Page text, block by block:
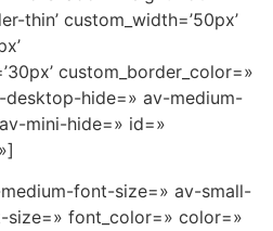
thin’ custom_width=’50px’
custom_border_color=»
desktop-hide=» av-medium-
mini-hide=» id=»
font-size=» av-small-
font_color=» color=»